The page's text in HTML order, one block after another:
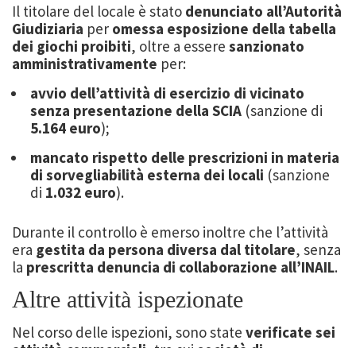
Il titolare del locale è stato denunciato all’Autorità
Giudiziaria per omessa esposizione della tabella
dei giochi proibiti, oltre a essere sanzionato
amministrativamente per:
avvio dell’attività di esercizio di vicinato
senza presentazione della SCIA (sanzione di
5.164 euro);
mancato rispetto delle prescrizioni in materia
di sorvegliabilità esterna dei locali (sanzione
di 1.032 euro).
Durante il controllo è emerso inoltre che l’attività
era gestita da persona diversa dal titolare, senza
la prescritta denuncia di collaborazione all’INAIL.
Altre attività ispezionate
Nel corso delle ispezioni, sono state verificate sei